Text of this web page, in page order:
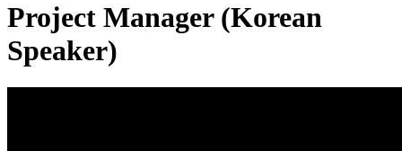
Project Manager (Korean
Speaker)